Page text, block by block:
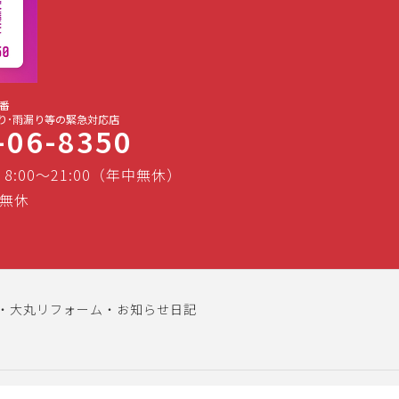
･雨漏り等の緊急対応店
8350
～21:00（年中無休）
休
大丸リフォーム・お知らせ日記